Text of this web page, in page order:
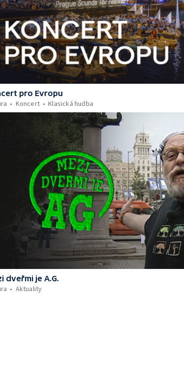
pro Evropu
Koncert Klasická hudba
dveřmi je A.G.
Aktuality